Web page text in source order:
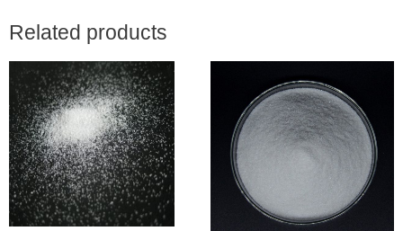
Related products